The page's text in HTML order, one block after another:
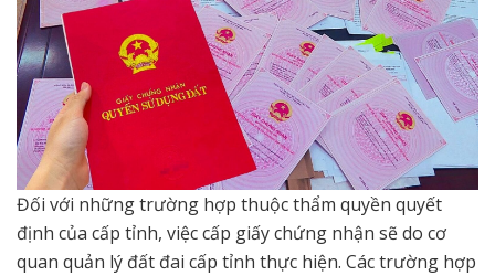
Đối với những trường hợp thuộc thẩm quyền quyết
định của cấp tỉnh, việc cấp giấy chứng nhận sẽ do cơ
quan quản lý đất đai cấp tỉnh thực hiện. Các trường hợp